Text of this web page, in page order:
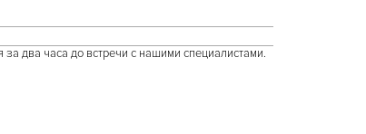
два часа до встречи с нашими специалистами.